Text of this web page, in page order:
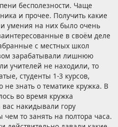
бесполезности. Чаще
и прочее. Получить какие
умения на них было очень
в своём деле
с местных школ
зарабатывали лишнюю
учителей не находили, то
студенты 1-3 курсов,
знать о тематике кружка. В
во время кружка
накидывали гору
то занять на полтора часа.